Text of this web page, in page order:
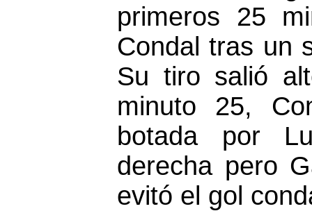
primeros 25
Condal tras un
Su tiro salió
minuto 25,
botada por
derecha pero
evitó el gol